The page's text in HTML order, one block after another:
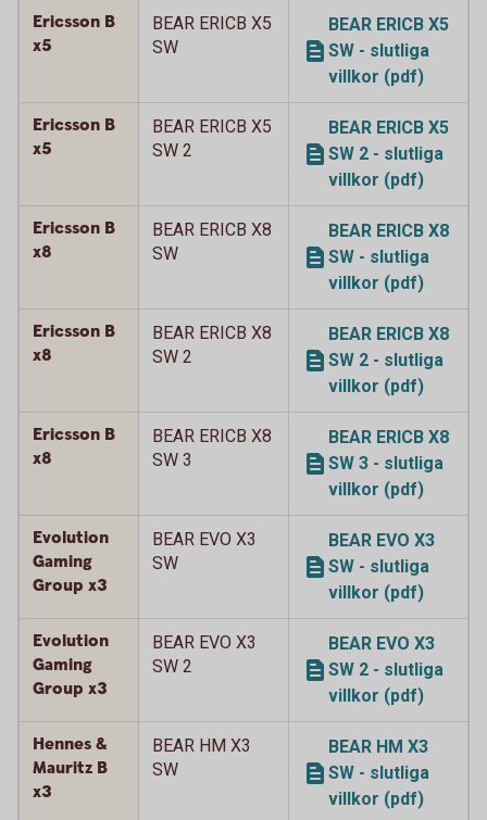
Ericsson B
x5
BEAR ERICB X5
SW
BEAR ERICB X5
SW - slutliga
villkor (pdf)
Ericsson B
x5
BEAR ERICB X5
SW 2
BEAR ERICB X5
SW 2 - slutliga
villkor (pdf)
Ericsson B
x8
BEAR ERICB X8
SW
BEAR ERICB X8
SW - slutliga
villkor (pdf)
Ericsson B
x8
BEAR ERICB X8
SW 2
BEAR ERICB X8
SW 2 - slutliga
villkor (pdf)
Ericsson B
x8
BEAR ERICB X8
SW 3
BEAR ERICB X8
SW 3 - slutliga
villkor (pdf)
Evolution
Gaming
Group x3
BEAR EVO X3
SW
BEAR EVO X3
SW - slutliga
villkor (pdf)
Evolution
Gaming
Group x3
BEAR EVO X3
SW 2
BEAR EVO X3
SW 2 - slutliga
villkor (pdf)
Hennes &
Mauritz B
x3
BEAR HM X3
SW
BEAR HM X3
SW - slutliga
villkor (pdf)